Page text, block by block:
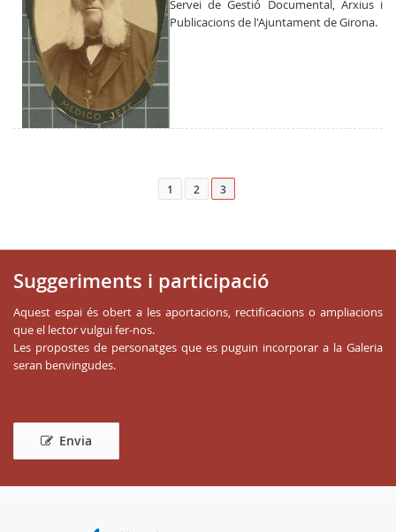
Servei de Gestió Documental, Arxius i
Publicacions de l'Ajuntament de Girona.
1 2 3
Suggeriments i participació
Aquest espai és obert a les aportacions, rectificacions o ampliacions
que el lector vulgui fer-nos.
Les propostes de personatges que es puguin incorporar a la Galeria
seran benvingudes.
Envia